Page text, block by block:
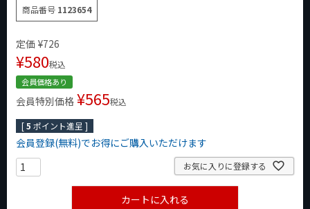
商品番号 1123654
定価 ¥726
¥580税込
会員価格あり
会員特別価格 ¥565税込
[5 ポイント進呈 ]
会員登録(無料)でお得にご購入いただけます
お気に入りに登録する
カートに入れる